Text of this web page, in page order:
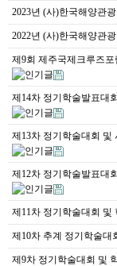
2023년 (사)한국해양관
2022년 (사)한국해양관
제9회 제주국제크루즈
제14차 정기학술발표대
제13차 정기학술대회 및
제12차 정기학술발표대
제11차 정기학술대회 및
제10차 추계 정기학술대
제9차 정기학술대회 및